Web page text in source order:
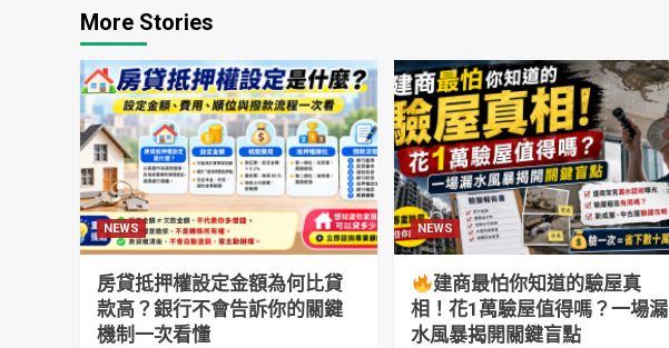
More Stories
NEWS
房貸抵押權設定金額為何比貸
款高？銀行不會告訴你的關鍵
機制一次看懂
NEWS
建商最怕你知道的驗屋真
相！花1萬驗屋值得嗎？一場漏
水風暴揭開關鍵盲點